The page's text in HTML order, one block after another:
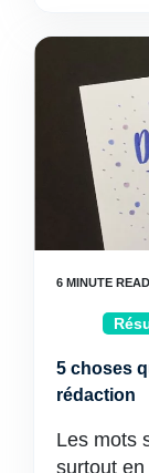
5 choses
rédaction
Les mots
surtout